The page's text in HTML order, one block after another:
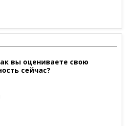
вы оцениваете свою
сейчас?